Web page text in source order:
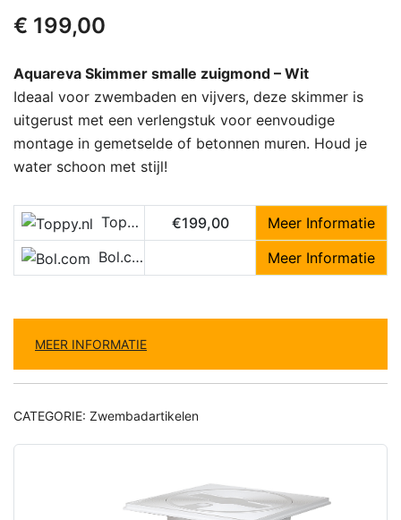
€ 199,00
Aquareva Skimmer smalle zuigmond – Wit
Ideaal voor zwembaden en vijvers, deze skimmer is
uitgerust met een verlengstuk voor eenvoudige
montage in gemetselde of betonnen muren. Houd je
water schoon met stijl!
Toppy.nl €199,00
Meer Informatie
Bol.com
Meer Informatie
MEER INFORMATIE
CATEGORIE: Zwembadartikelen